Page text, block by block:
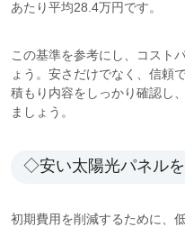
あたり平均28.4万円です。
この基準を参考にし、コスト
ょう。安さだけでなく、信頼
積もり内容をしっかり確認し
ましょう。
◇安い太陽光パネル
初期費用を削減するために、